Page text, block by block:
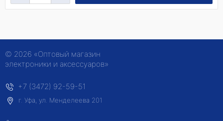
© 2026 «Оптовый магазин
электроники и аксессуаров»
+7 (3472) 92-59-51
г. Уфа, ул. Менделеева 201